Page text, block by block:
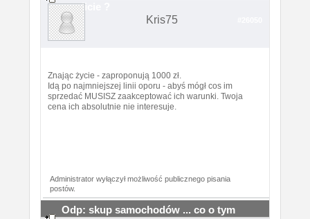
myslicie ?
Kris75
Znając życie - zaproponują 1000 zł.
Idą po najmniejszej linii oporu - abyś mógł cos im
sprzedać MUSISZ zaakceptować ich warunki. Twoja
cena ich absolutnie nie interesuje.
Administrator wyłączył możliwość publicznego pisania
postów.
Odp: skup samochodów ... co o tym